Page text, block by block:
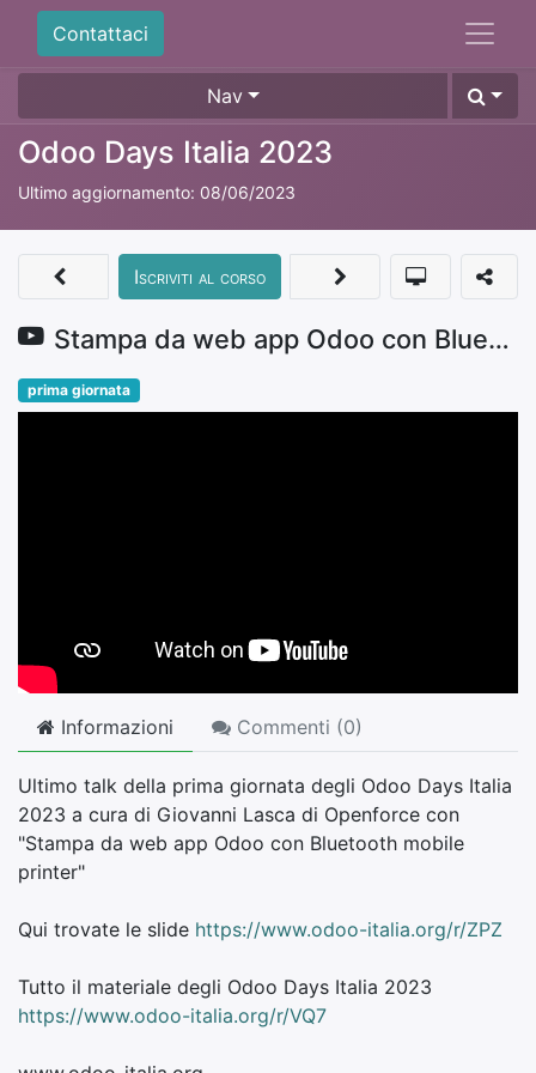
Contattaci
Nav
Odoo Days Italia 2023
Ultimo aggiornamento: 08/06/2023
Stampa da web app Odoo con Bluetooth mobile printer | #odoodaysit 2023 | Giovanni Lasca
Iscriviti al corso
prima giornata
Informazioni Commenti (0)
Ultimo talk della prima giornata degli Odoo Days Italia
2023 a cura di Giovanni Lasca di Openforce con
"Stampa da web app Odoo con Bluetooth mobile
printer"
Qui trovate le slide https://www.odoo-italia.org/r/ZPZ
Tutto il materiale degli Odoo Days Italia 2023
https://www.odoo-italia.org/r/VQ7